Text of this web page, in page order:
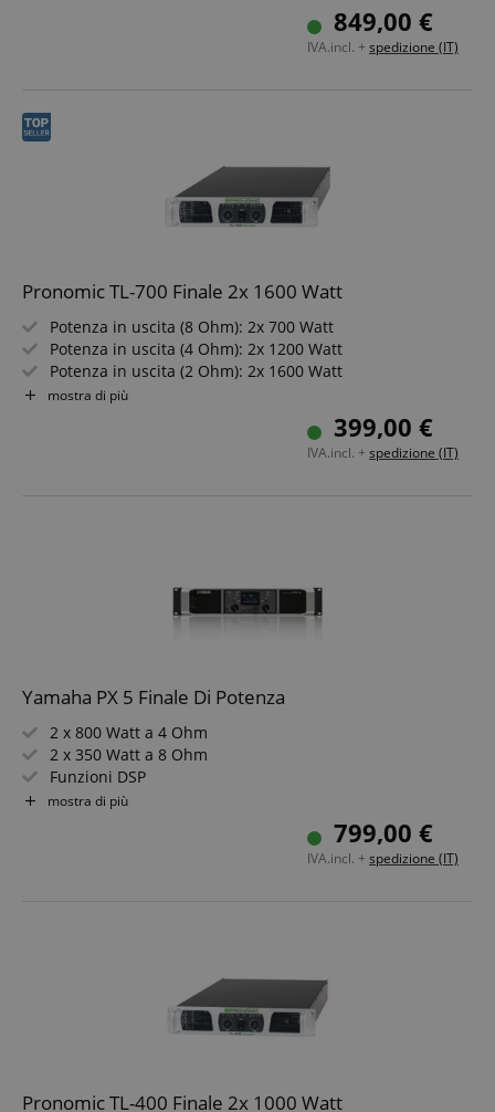
Potenza in uscita (4 Ohm bridge): 6000 Watt849,00 €
IVA.incl. + spedizione (IT)
Pronomic TL-700 Finale 2x 1600 Watt
Potenza in uscita (8 Ohm): 2x 700 Watt
Potenza in uscita (4 Ohm): 2x 1200 Watt
Potenza in uscita (2 Ohm): 2x 1600 Watt
Potenza in uscita (8 Ohm bridge): 2050 Watt
Potenza in uscita (4 Ohm bridge): 2750 Watt
mostra di più
399,00 €
IVA.incl. + spedizione (IT)
Yamaha PX 5 Finale Di Potenza
2 x 800 Watt a 4 Ohm
2 x 350 Watt a 8 Ohm
Funzioni DSP
D-Contour Processing
mostra di più
799,00 €
IVA.incl. + spedizione (IT)
Pronomic TL-400 Finale 2x 1000 Watt